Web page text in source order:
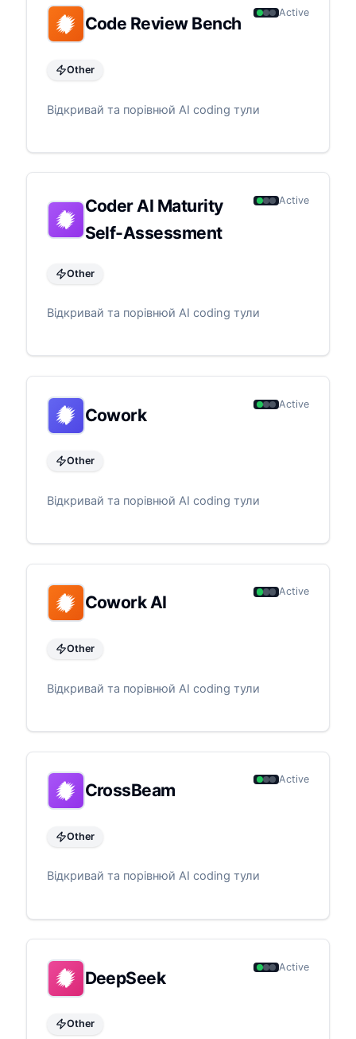
Code Review Bench
Active
Other
Відкривай та порівнюй AI coding тули
Coder AI Maturity
Self-Assessment
Active
Other
Відкривай та порівнюй AI coding тули
Cowork
Active
Other
Відкривай та порівнюй AI coding тули
Cowork AI
Active
Other
Відкривай та порівнюй AI coding тули
CrossBeam
Active
Other
Відкривай та порівнюй AI coding тули
DeepSeek
Active
Other